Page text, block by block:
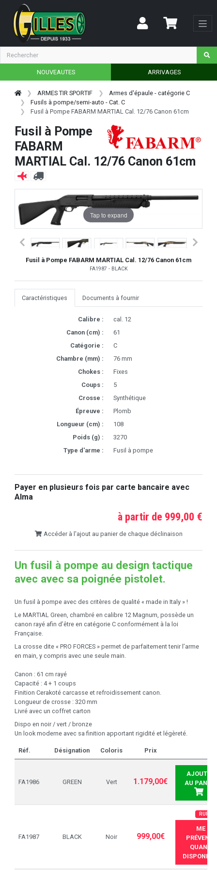
NOUVEAUTES ARRIVAGES
ARMES TIR SPORTIF
Armes d'épaule - catégorie C
Fusils à pompe/semi-auto - Cat. C
Fusil à Pompe FABARM MARTIAL Cal. 12/76 Canon 61cm
Fusil à Pompe
FABARM
MARTIAL Cal. 12/76 Canon 61cm
Tap to expand
Fusil à Pompe FABARM MARTIAL Cal. 12/76 Canon 61cm
FA1987 - BLACK
Caractéristiques Documents à fournir
Calibre :
cal. 12
Canon (cm) :
61
Catégorie :
C
Chambre (mm) :
76 mm
Chokes :
Fixes
Coups :
5
Crosse :
Synthétique
Épreuve :
Plomb
Longueur (cm) :
108
Poids (g) :
3270
Type d'arme :
Fusil à pompe
Payer en plusieurs fois par carte bancaire avec
Alma
à partir de 999,00 €
Accéder à l'ajout au panier de chaque déclinaison
Un fusil à pompe au design tactique
avec avec sa poignée pistolet.
Un fusil à pompe avec des critères de qualité « made in Italy » !
Le MARTIAL Green, chambré en calibre 12 Magnum, possède un
canon rayé afin d’être en catégorie C conformément à la loi
Française.
La crosse dite « PRO FORCES » permet de parfaitement tenir l’arme
en main, y compris avec une seule main.
Canon : 61 cm rayé
Capacité : 4 + 1 coups
Finition Cerakoté carcasse et refroidissement canon.
Longueur de crosse : 320 mm
Livré avec un coffret carton
Dispo en noir / vert / bronze
Un look moderne avec sa finition apportant rigidité et légèreté.
Réf. Désignation Coloris Prix
FA1986 GREEN Vert 1.179,00€
AJOUTER
AU PANIER
FA1987 BLACK Noir 999,00€
ME
PRÉVENIR
QUAND